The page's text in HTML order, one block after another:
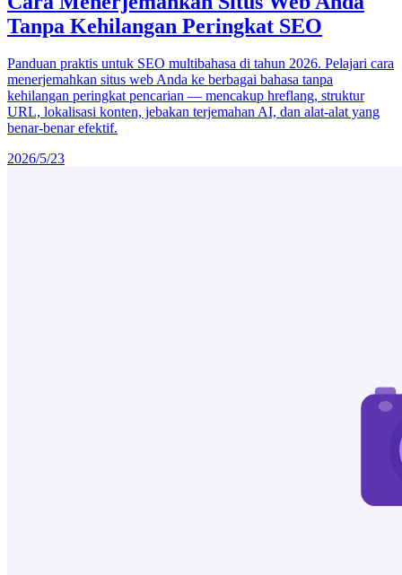
Tanpa Kehilangan Peringkat SEO
Panduan praktis untuk SEO multibahasa di tahun 2026. Pelajari cara
menerjemahkan situs web Anda ke berbagai bahasa tanpa
kehilangan peringkat pencarian — mencakup hreflang, struktur
URL, lokalisasi konten, jebakan terjemahan AI, dan alat-alat yang
benar-benar efektif.
2026/5/23